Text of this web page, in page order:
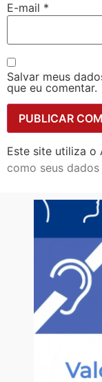
E-mail *
Salvar meus
que eu comentar.
Este site utiliza o
como seus